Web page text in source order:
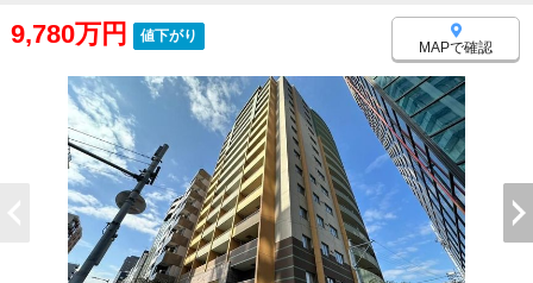
買いたい
売りたい
空間デザイン事例
6つの強み
会社概要
9,780万円 値下がり
MAPで確認